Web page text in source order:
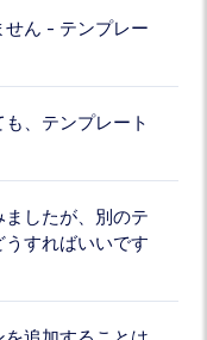
せん - テンプレー
、テンプレート
したが、別のテ
すればいいです